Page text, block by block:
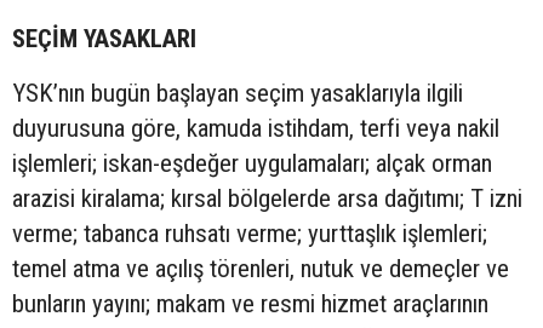
SEÇİM YASAKLARI
YSK’nın bugün başlayan seçim yasaklarıyla ilgili
duyurusuna göre, kamuda istihdam, terfi veya nakil
işlemleri; iskan-eşdeğer uygulamaları; alçak orman
arazisi kiralama; kırsal bölgelerde arsa dağıtımı; T izni
verme; tabanca ruhsatı verme; yurttaşlık işlemleri;
temel atma ve açılış törenleri, nutuk ve demeçler ve
bunların yayını; makam ve resmi hizmet araçlarının